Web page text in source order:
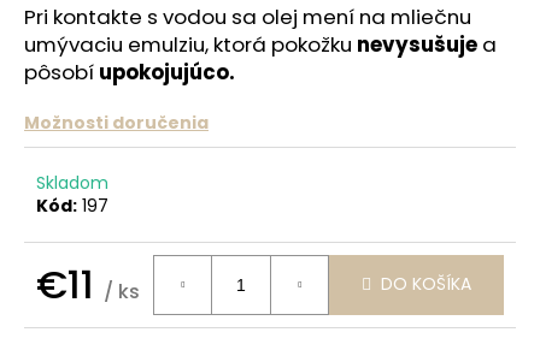
Pri kontakte s vodou sa olej mení na mliečnu
umývaciu emulziu, ktorá pokožku nevysušuje a
pôsobí upokojujúco.
Možnosti doručenia
Skladom
Kód: 197
€11 / ks
cena:
DO KOŠÍKA
O
d
p
o
ú
č
a
m
e